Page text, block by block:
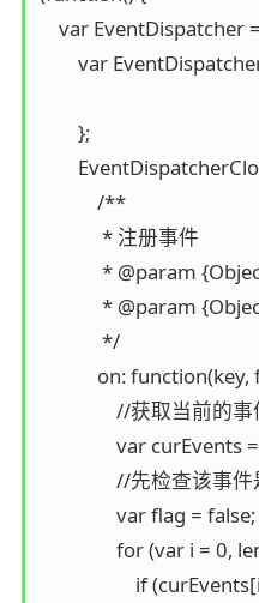
var EventDispatcher
var
        };
            /**
             * 注册事件
* @param
* @param
             */
on: function(key,
//获取当前的
var
//先检查
                var flag = false;
for (var i =
if